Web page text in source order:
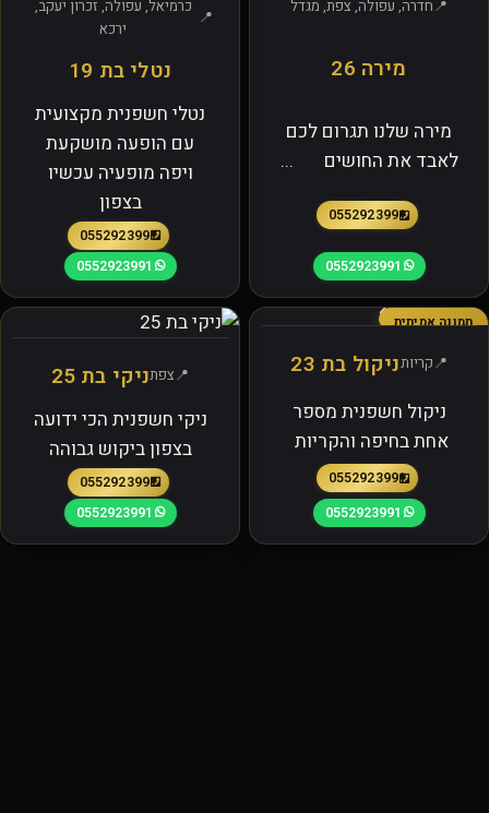
חדרה, עפולה, צפת, מגדל
מירה 26
מירה שלנו תגרום לכם
לאבד את החושים ...
0552923991
0552923991
כרמיאל, עפולה, זכרון יעקב,
ירכא
נטלי בת 19
נטלי חשפנית מקצועית
עם הופעה מושקעת
ויפה מופעיה עכשיו
בצפון
0552923991
0552923991
תמונה אמיתית
קריותניקול בת 23
ניקול חשפנית מספר
אחת בחיפה והקריות
0552923991
0552923991
צפתניקי בת 25
ניקי חשפנית הכי ידועה
בצפון ביקוש גבוהה
0552923991
0552923991